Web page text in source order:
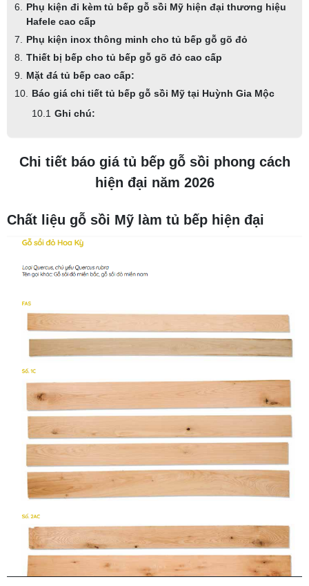
Phụ kiện đi kèm tủ bếp gỗ sồi Mỹ hiện đại thương hiệu
Hafele cao cấp
Phụ kiện inox thông minh cho tủ bếp gỗ gõ đỏ
Thiết bị bếp cho tủ bếp gỗ gõ đỏ cao cấp
Mặt đá tủ bếp cao cấp:
Báo giá chi tiết tủ bếp gỗ sồi Mỹ tại Huỳnh Gia Mộc
Ghi chú:
Chi tiết báo giá tủ bếp gỗ sồi phong cách
hiện đại năm 2026
Chất liệu gỗ sồi Mỹ làm tủ bếp hiện đại